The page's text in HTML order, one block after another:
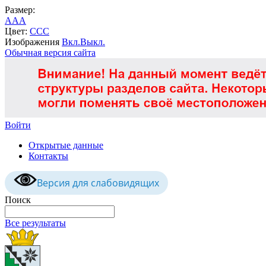
Размер:
AAA
Цвет: CCC
Изображения Вкл.Выкл.
Обычная версия сайта
Войти
Открытые данные
Контакты
Версия для слабовидящих
Поиск
Все результаты